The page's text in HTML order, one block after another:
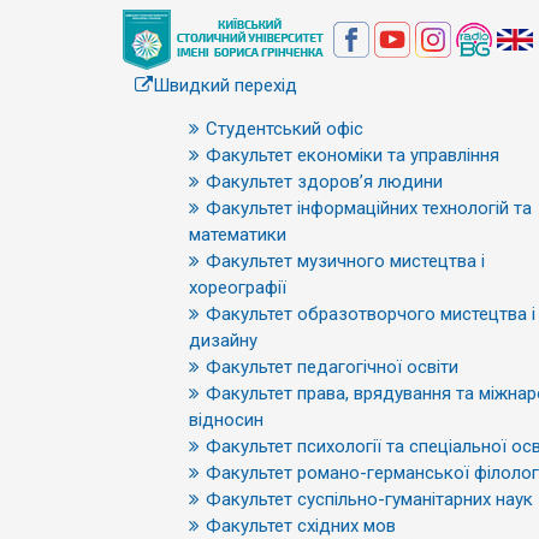
Швидкий перехід
Студентський офіс
Факультет економіки та управління
Факультет здоров’я людини
Факультет інформаційних технологій та
математики
Факультет музичного мистецтва і
хореографії
Факультет образотворчого мистецтва і
дизайну
Факультет педагогічної освіти
Факультет права, врядування та
відносин
Факультет психології та спеціальної
Факультет романо-германської
Факультет суспільно-гуманітарних наук
Факультет східних мов